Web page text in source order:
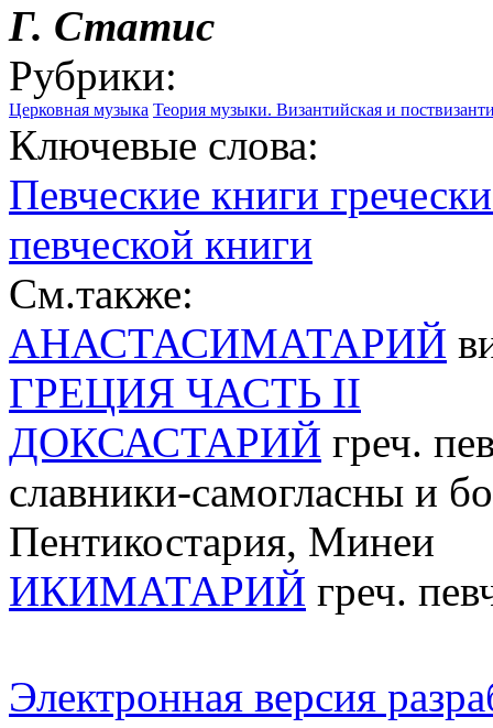
Г. Статис
Рубрики:
Церковная музыка Теория музыки. Византийская и
Ключевые слова:
Певческие книги
певческой книги
См.также:
АНАСТАСИМАТАРИЙ
ГРЕЦИЯ ЧАСТЬ II
ДОКСАСТАРИЙ греч.
славники-самогласны и
Пентикостария, Минеи
ИКИМАТАРИЙ греч.
Электронная версия